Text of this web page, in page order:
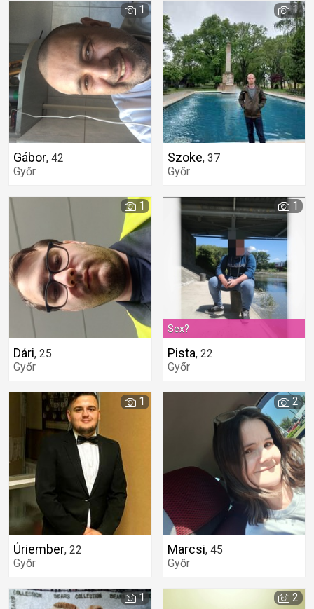
Gábor, 42
Győr
1
Szoke, 37
Győr
1
Dári, 25
Győr
1
Sex?
Pista, 22
Győr
1
Úriember, 22
Győr
1
Marcsi, 45
Győr
2
1 2